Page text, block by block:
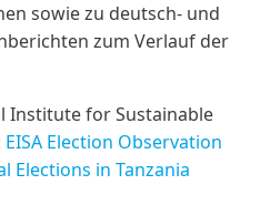
sowie zu deutsch- und
zum Verlauf der
Institute for Sustainable
EISA Election Observation
Elections in Tanzania